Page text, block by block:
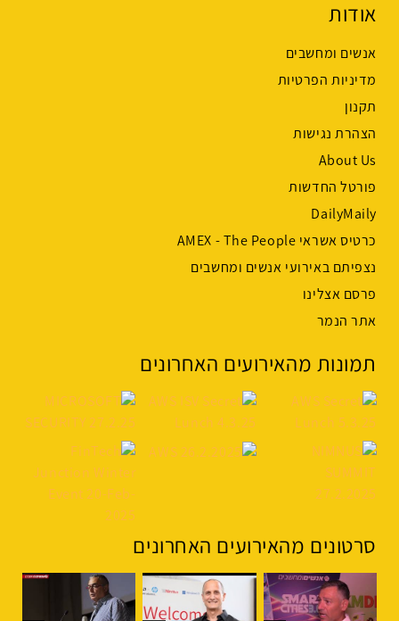
אודות
אנשים ומחשבים
מדיניות הפרטיות
תקנון
הצהרת נגישות
About Us
פורטל החדשות
DailyMaily
כרטיס אשראי AMEX - The People
נצפיתם באירועי אנשים ומחשבים
פרסם אצלינו
אתר הנמר
תמונות מהאירועים האחרונים
סרטונים מהאירועים האחרונים